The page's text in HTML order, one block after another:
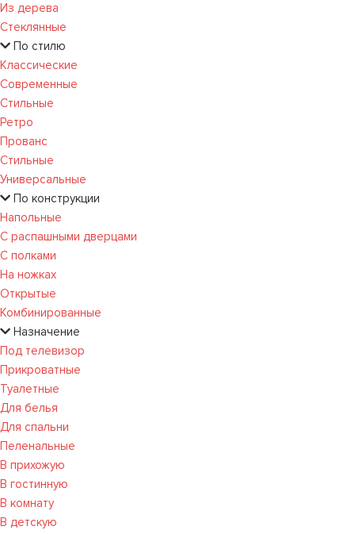
Из дерева
Стеклянные
По стилю
Классические
Современные
Стильные
Ретро
Прованс
Стильные
Универсальные
По конструкции
Напольные
С распашными дверцами
С полками
На ножках
Открытые
Комбинированные
Назначение
Под телевизор
Прикроватные
Туалетные
Для белья
Для спальни
Пеленальные
В прихожую
В гостинную
В комнату
В детскую